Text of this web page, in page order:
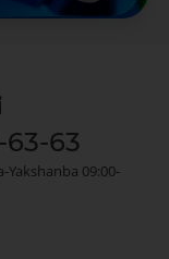
63-63
Yakshanba 09:00-